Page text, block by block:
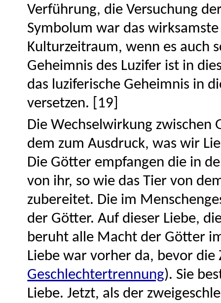
Verführung, die Versuchung
Symbolum war das
Kulturzeitraum, wenn es auch
Geheimnis des Luzifer ist in
das luziferische Geheimnis in
versetzen. [19]
Die Wechselwirkung zwischen
dem zum Ausdruck, was wir
Die Götter empfangen die in
von ihr, so wie das Tier von
zubereitet. Die im
der Götter. Auf dieser Liebe,
beruht alle Macht der Götter
Liebe war vorher da, bevor
Geschlechtertrennung). Sie
Liebe. Jetzt, als der